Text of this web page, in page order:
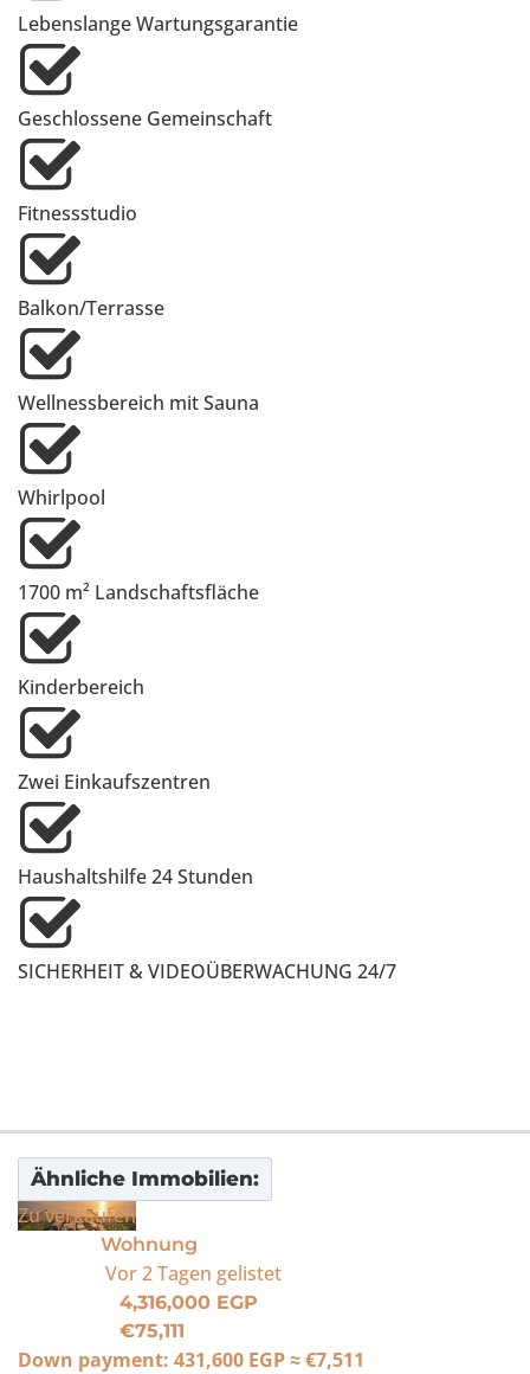
Lebenslange Wartungsgarantie
Geschlossene Gemeinschaft
Fitnessstudio
Balkon/Terrasse
Wellnessbereich mit Sauna
Whirlpool
1700 m² Landschaftsfläche
Kinderbereich
Zwei Einkaufszentren
Haushaltshilfe 24 Stunden
SICHERHEIT & VIDEOÜBERWACHUNG 24/7
Ähnliche Immobilien:
Zu verkaufen
Wohnung
Vor 2 Tagen gelistet
4,316,000 EGP
€75,111
Down payment: 431,600 EGP≈€7,511